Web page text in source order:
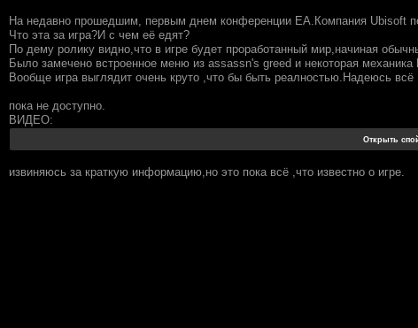
На недавно прошедшим, первым днем конференции EA.Компания Ubisoft
Что эта за игра?И с чем её едят?
По дему ролику видно,что в игре будет проработанный мир,начиная
Было замечено встроенное меню из assassn's greed и некоторая механика
Вообще игра выглядит очень круто ,что бы быть реалностью.Надеюсь
пока не доступно.
ВИДЕО:
извиняюсь за краткую информацию,но это пока всё ,что известно о игре.